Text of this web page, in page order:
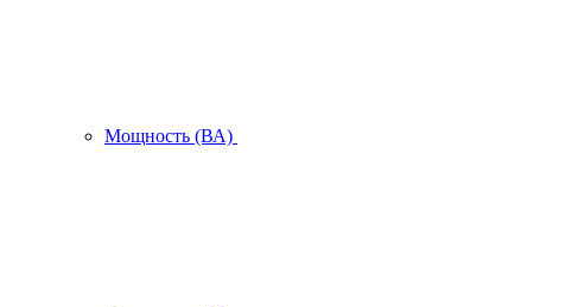
Мощность (ВА)